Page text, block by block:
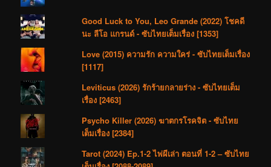
Good Luck to You, Leo Grande (2022) โชคดี
นะ ลีโอ แกรนด์ - ซับไทยเต็มเรื่อง [1353]
Love (2015) ความรัก ความใคร่ - ซับไทยเต็มเรื่อง
[1117]
Leviticus (2026) รักร้ายกลายร่าง - ซับไทยเต็ม
เรื่อง [2463]
Psycho Killer (2026) ฆาตกรโรคจิต - ซับไทย
เต็มเรื่อง [2384]
Tarot (2024) Ep.1-2 ไพ่ผีเล่า ตอนที่ 1-2 – ซับไทย